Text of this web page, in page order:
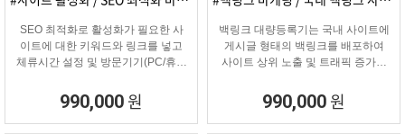
는?
매
그
램
품
문
의
센
터
이
페
이
파
트
너
SEO 최적화로 활성화가 필요한 사
이트에 대한 키워드와 링크를 넣고
체류시간 설정 및 방문기기(PC/휴대
록시) 타입을 선택하여 실제 방문 유
입을 일으키는 효과로 사이트를 활성
화하는 프로그램
990,000 원
백링크 대량등록기는 국내 사이트에
게시글 형태의 백링크를 배포하여
사이트 상위 노출 및 트래픽 증가에
990,000 원